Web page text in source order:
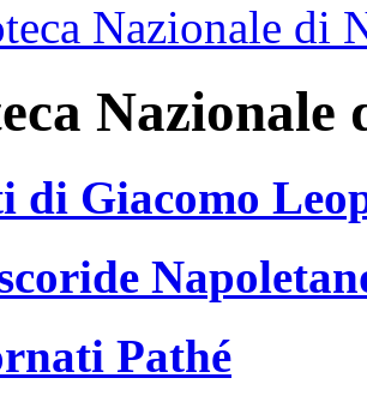
Nazionale di
Nazionale
di Giacomo
Pathé